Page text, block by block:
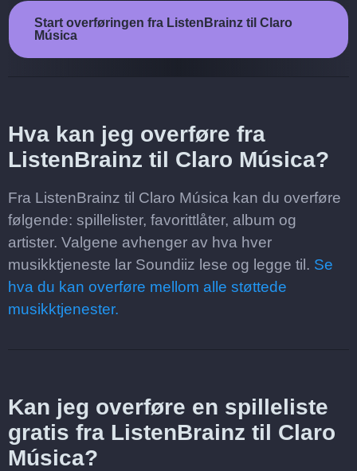
Start overføringen fra ListenBrainz til Claro
Música
Hva kan jeg overføre fra
ListenBrainz til Claro Música?
Fra ListenBrainz til Claro Música kan du overføre
følgende: spillelister, favorittlåter, album og
artister. Valgene avhenger av hva hver
musikktjeneste lar Soundiiz lese og legge til. Se
hva du kan overføre mellom alle støttede
musikktjenester.
Kan jeg overføre en spilleliste
gratis fra ListenBrainz til Claro
Música?